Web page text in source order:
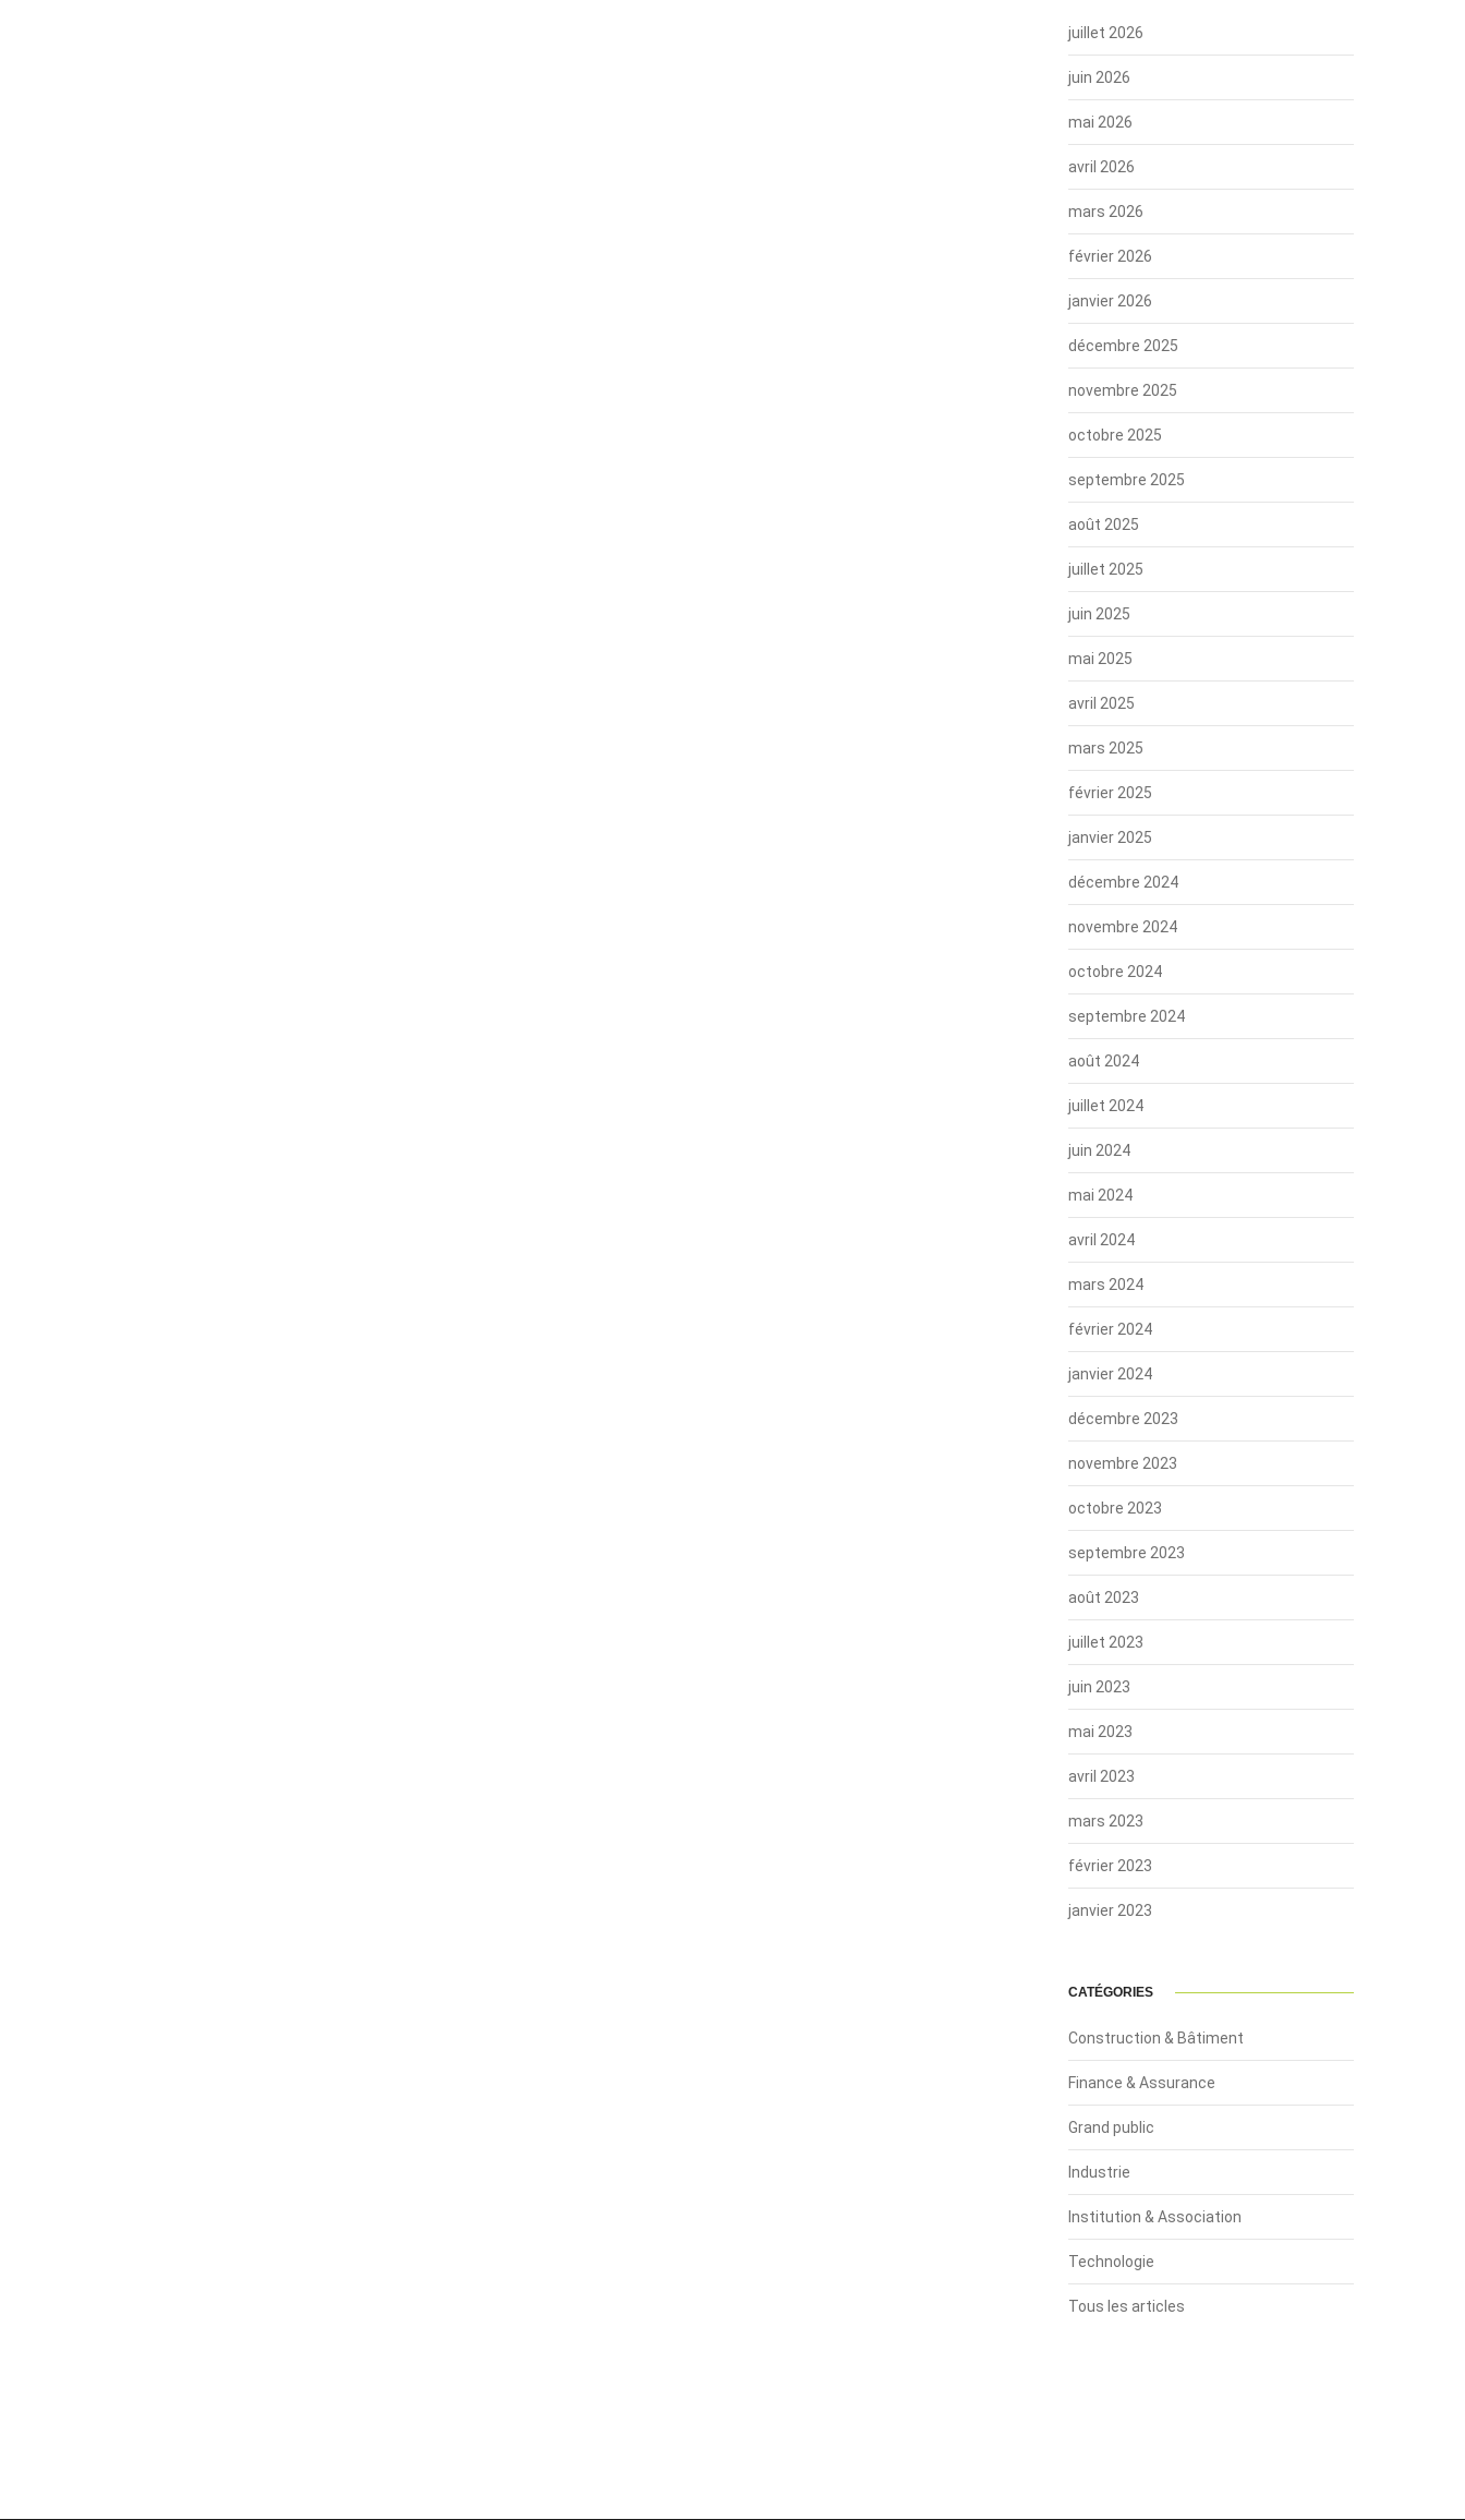
juillet 2026
juin 2026
mai 2026
avril 2026
mars 2026
février 2026
janvier 2026
décembre 2025
novembre 2025
octobre 2025
septembre 2025
août 2025
juillet 2025
juin 2025
mai 2025
avril 2025
mars 2025
février 2025
janvier 2025
décembre 2024
novembre 2024
octobre 2024
septembre 2024
août 2024
juillet 2024
juin 2024
mai 2024
avril 2024
mars 2024
février 2024
janvier 2024
décembre 2023
novembre 2023
octobre 2023
septembre 2023
août 2023
juillet 2023
juin 2023
mai 2023
avril 2023
mars 2023
février 2023
janvier 2023
CATÉGORIES
Construction & Bâtiment
Finance & Assurance
Grand public
Industrie
Institution & Association
Technologie
Tous les articles